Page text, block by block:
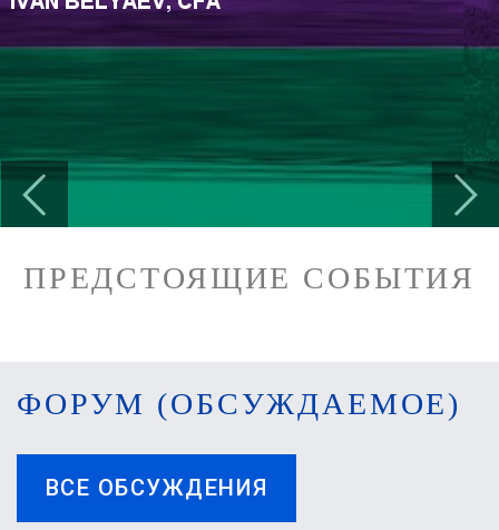
Previous
ПРЕДСТОЯЩИЕ СОБЫТИЯ
ФОРУМ (ОБСУЖДАЕМОЕ)
ВСЕ ОБСУЖДЕНИЯ